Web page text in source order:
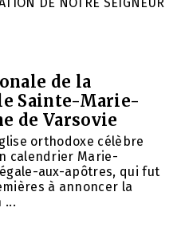
de la
Sainte-Marie-
de Varsovie
orthodoxe célèbre
calendrier Marie-
aux-apôtres, qui fut
à annoncer la
...